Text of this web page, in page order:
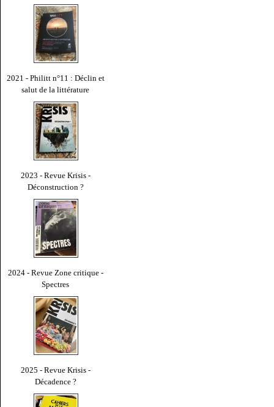
2021 - Philitt n°11 : Déclin et
salut de la littérature
2023 - Revue Krisis -
Déconstruction ?
2024 - Revue Zone critique -
Spectres
2025 - Revue Krisis -
Décadence ?